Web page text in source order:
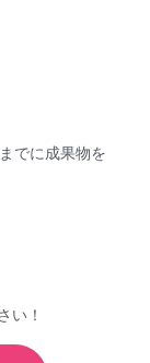
でに成果物を
い！